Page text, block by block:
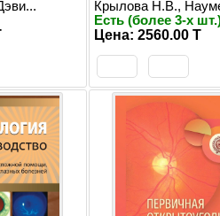
Крылова Н.В.,
Есть (более 3-х
Цена: 2560.00 T